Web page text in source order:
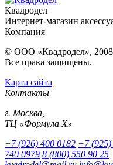
Квадродел
Интернет-магазин
Компания
© ООО «Квадродел»,
Все права защищены.
Карта сайта
Контакты
г. Москва,
ТЦ «Формула Х»
+7 (926) 400 0182 +7 (925)
740 0979 8 (800) 550 90 25